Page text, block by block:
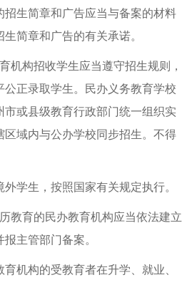
生简章和广告应当与备案的材料
简章和广告的有关承诺。
构招收学生应当遵守招生规则，
正录取学生。民办义务教育学校
或县级教育行政部门统一组织实
区域内与公办学校同步招生。不得
生，按照国家有关规定执行。
育的民办教育机构应当依法建立
主管部门备案。
构的受教育者在升学、就业、